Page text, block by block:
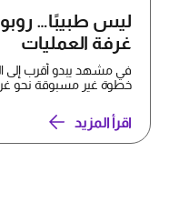
ليس طبيبًا…
غرفة العمليات
في مشهد يبدو أقرب إلى
خطوة غير مسبوقة نحو
اقرأ المزيد